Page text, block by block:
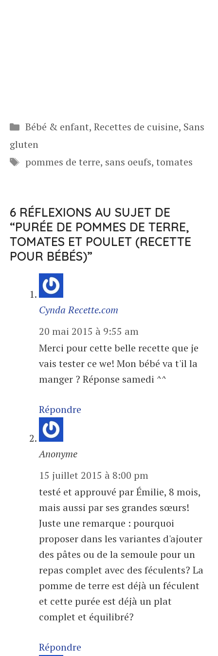
Catégories
Bébé & enfant, Recettes de cuisine, Sans
gluten
Étiquettes
pommes de terre, sans oeufs, tomates
6 RÉFLEXIONS AU SUJET DE
“PURÉE DE POMMES DE TERRE,
TOMATES ET POULET (RECETTE
POUR BÉBÉS)”
Cynda Recette.com
20 mai 2015 à 9:55 am
Merci pour cette belle recette que je
vais tester ce we! Mon bébé va t'il la
manger ? Réponse samedi ^^
Répondre
Anonyme
15 juillet 2015 à 8:00 pm
testé et approuvé par Émilie, 8 mois,
mais aussi par ses grandes sœurs!
Juste une remarque : pourquoi
proposer dans les variantes d'ajouter
des pâtes ou de la semoule pour un
repas complet avec des féculents? La
pomme de terre est déjà un féculent
et cette purée est déjà un plat
complet et équilibré?
Répondre